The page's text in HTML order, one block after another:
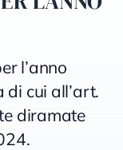
l’anno
cui all’art.
diramate